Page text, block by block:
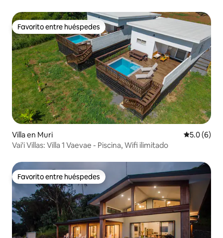
Favorito entre huéspedes
Favorito entre huéspedes
Villa en Muri
5.0 (6)
Vai'i Villas: Villa 1 Vaevae - Piscina, Wifi ilimitado
Favorito entre huéspedes
Favorito entre huéspedes